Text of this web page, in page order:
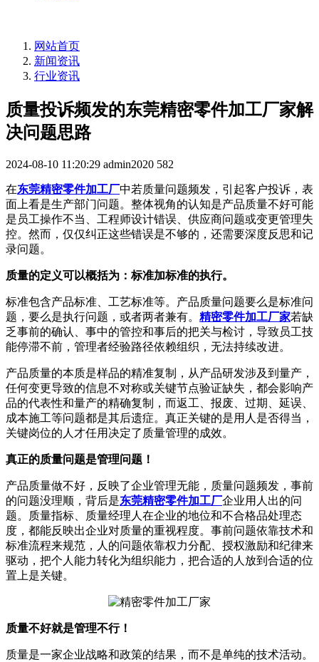
网站首页
新闻资讯
行业资讯
质量投诉频发的东莞精密零件加工厂家解
决问题思路
2024-08-10 11:20:29 admin2020 582
在东莞精密零件加工厂中若质量问题频发，引起客户投诉，表
面上看是生产部门问题。整体视角的认知是产品质量不好可能
是员工操作不当、工程师设计错误、供应商问题或变更管理失
控。然而，仅仅纠正这些错误是不够的，还需要深度反思和记
录问题。
质量的定义可以概括为：标准加标准的执行。
标准包含产品标准、工艺标准等。产品质量问题要么是标准问
题，要么是执行问题，或者两者兼有。 精密零件加工厂家若缺
乏事前的确认、事中的管控和事后的把关与检讨，导致员工技
能停滞不前，管理者经验路径依赖组织，无法持续改进。
产品质量的本质是样品的精准复制，从产品研发涉及到量产，
任何变更导致的信息不对称或关键节点验证缺失，都会影响产
品的代表性和量产的精确复制，而返工、报废、过期、延误、
成本施工等问题都是其后遗症。真正关键的是用人是否得当，
关键岗位的人才任用决定了质量管理的成效。
真正的质量问题是管理问题！
产品质量做不好，反映了企业管理无能，质量问题频发，事前
的问题没理顺，背后是东莞精密零件加工厂企业用人出的问
题。质量指标、质量经理人在企业的地位和不合格品处理态
度，都能反映出企业对质量的重视程度。事前问题依靠技术和
标准流程来规范，人的问题依靠权力分配、授权激励和纪律来
驱动，把个人能力转化为组织能力，把合适的人放到合适的位
置上是关键。
质量不好就是管理不行！
质量是一家企业战略和政策的结果，而不是单纯的技术活动。